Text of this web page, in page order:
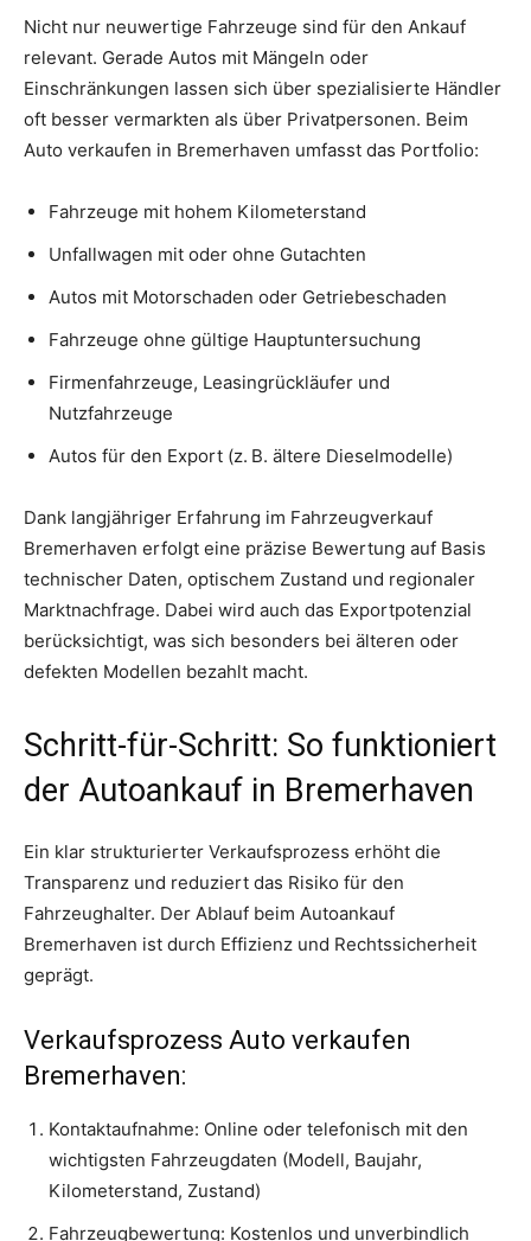
Nicht nur neuwertige Fahrzeuge sind für den Ankauf
relevant. Gerade Autos mit Mängeln oder
Einschränkungen lassen sich über spezialisierte Händler
oft besser vermarkten als über Privatpersonen. Beim
Auto verkaufen in Bremerhaven umfasst das Portfolio:
Fahrzeuge mit hohem Kilometerstand
Unfallwagen mit oder ohne Gutachten
Autos mit Motorschaden oder Getriebeschaden
Fahrzeuge ohne gültige Hauptuntersuchung
Firmenfahrzeuge, Leasingrückläufer und
Nutzfahrzeuge
Autos für den Export (z. B. ältere Dieselmodelle)
Dank langjähriger Erfahrung im Fahrzeugverkauf
Bremerhaven erfolgt eine präzise Bewertung auf Basis
technischer Daten, optischem Zustand und regionaler
Marktnachfrage. Dabei wird auch das Exportpotenzial
berücksichtigt, was sich besonders bei älteren oder
defekten Modellen bezahlt macht.
Schritt-für-Schritt: So funktioniert
der Autoankauf in Bremerhaven
Ein klar strukturierter Verkaufsprozess erhöht die
Transparenz und reduziert das Risiko für den
Fahrzeughalter. Der Ablauf beim Autoankauf
Bremerhaven ist durch Effizienz und Rechtssicherheit
geprägt.
Verkaufsprozess Auto verkaufen
Bremerhaven:
Kontaktaufnahme: Online oder telefonisch mit den
wichtigsten Fahrzeugdaten (Modell, Baujahr,
Kilometerstand, Zustand)
Fahrzeugbewertung: Kostenlos und unverbindlich